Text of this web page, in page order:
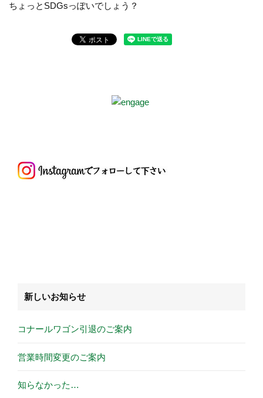
ちょっと SDGsっぽいでしょう？
新しいお知らせ
コナールワゴン引退のご案内
営業時間変更のご案内
知らなかった…